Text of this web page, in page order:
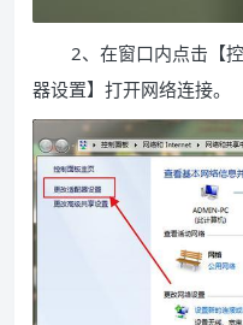
2、在窗口内点击【
器设置】打开网络连接。